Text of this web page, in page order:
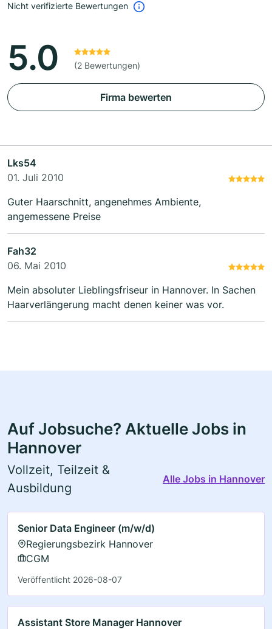
Nicht verifizierte Bewertungen
5.0 (2 Bewertungen)
Firma bewerten
Lks54
01. Juli 2010
Guter Haarschnitt, angenehmes Ambiente,
angemessene Preise
Fah32
06. Mai 2010
Mein absoluter Lieblingsfriseur in Hannover. In Sachen
Haarverlängerung macht denen keiner was vor.
Auf Jobsuche? Aktuelle Jobs in
Hannover
Vollzeit, Teilzeit &
Ausbildung
Alle Jobs in Hannover
Senior Data Engineer (m/w/d)
Regierungsbezirk Hannover
CGM
Veröffentlicht 2026-08-07
Assistant Store Manager Hannover